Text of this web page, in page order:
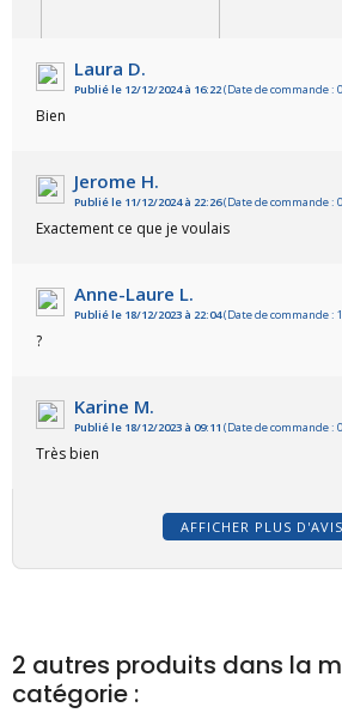
VOIR L'ATTESTATION
Laura D.
Publié le 12/12/2024 à 16:22(Date de commande :
Bien
Jerome H.
Publié le 11/12/2024 à 22:26(Date de commande :
Exactement ce que je voulais
Anne-Laure L.
Publié le 18/12/2023 à 22:04(Date de commande :
?
Karine M.
Publié le 18/12/2023 à 09:11 (Date de commande :
Très bien
AFFICHER PLUS D'AVIS
2 autres produits dans la
catégorie :